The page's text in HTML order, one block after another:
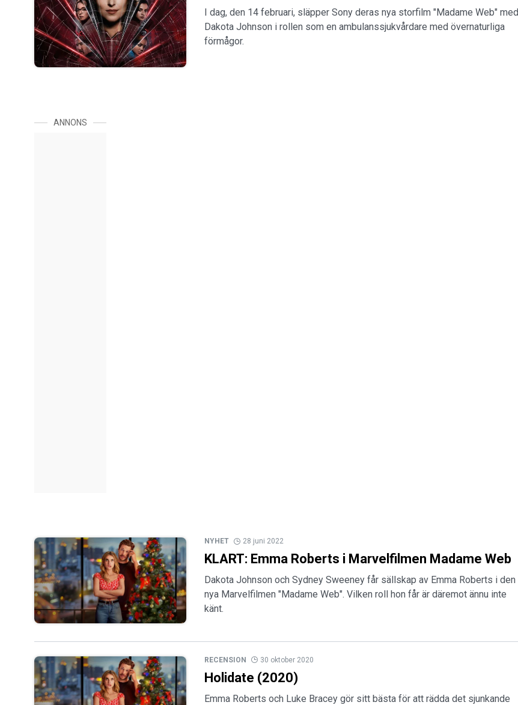
I dag, den 14 februari, släpper Sony deras nya storfilm "Madame Web" med
Dakota Johnson i rollen som en ambulanssjukvårdare med övernaturliga
förmågor.
ANNONS
NYHET 28 juni 2022
KLART: Emma Roberts i Marvelfilmen Madame Web
Dakota Johnson och Sydney Sweeney får sällskap av Emma Roberts i den
nya Marvelfilmen "Madame Web". Vilken roll hon får är däremot ännu inte
känt.
RECENSION 30 oktober 2020
Holidate (2020)
Emma Roberts och Luke Bracey gör sitt bästa för att rädda det sjunkande